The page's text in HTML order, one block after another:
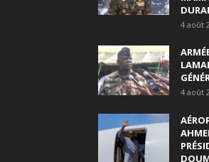
4 août
4 août